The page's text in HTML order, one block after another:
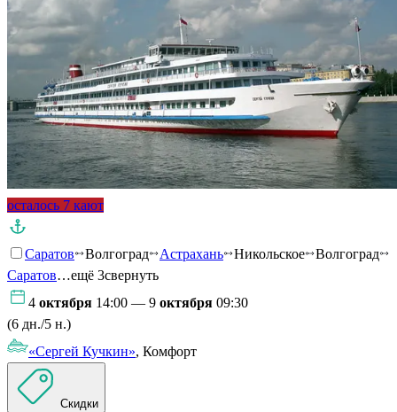
осталось 7 кают
Саратов Волгоград Астрахань Никольское
Волгоград
Саратов…ещё 3свернуть
4 октября 14:00 — 9 октября 09:30
(6 дн./5 н.)
«Сергей Кучкин», Комфорт
Скидки